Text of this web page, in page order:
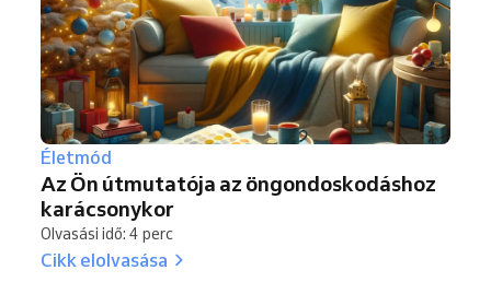
Életmód
Az Ön útmutatója az öngondoskodáshoz
karácsonykor
Olvasási idő: 4 perc
Cikk elolvasása